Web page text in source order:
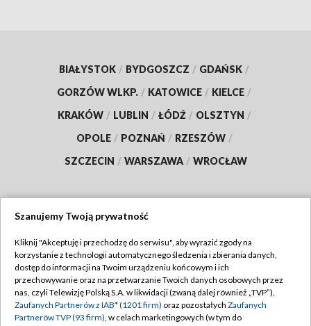
BIAŁYSTOK / BYDGOSZCZ / GDAŃSK /
GORZÓW WLKP. / KATOWICE / KIELCE /
KRAKÓW / LUBLIN / ŁÓDŹ / OLSZTYN /
OPOLE / POZNAŃ / RZESZÓW /
SZCZECIN / WARSZAWA / WROCŁAW
TVP
Abonament TVP
Emisja w TVP
Regulamin TVP
Polityka prywatności
Szanujemy Twoją prywatność
Kliknij "Akceptuję i przechodzę do serwisu", aby wyrazić zgody na
korzystanie z technologii automatycznego śledzenia i zbierania danych,
dostęp do informacji na Twoim urządzeniu końcowym i ich
przechowywanie oraz na przetwarzanie Twoich danych osobowych przez
nas, czyli Telewizję Polską S.A. w likwidacji (zwaną dalej również „TVP”),
Zaufanych Partnerów z IAB* (1201 firm) oraz pozostałych Zaufanych
Partnerów TVP (93 firm), w celach marketingowych (w tym do